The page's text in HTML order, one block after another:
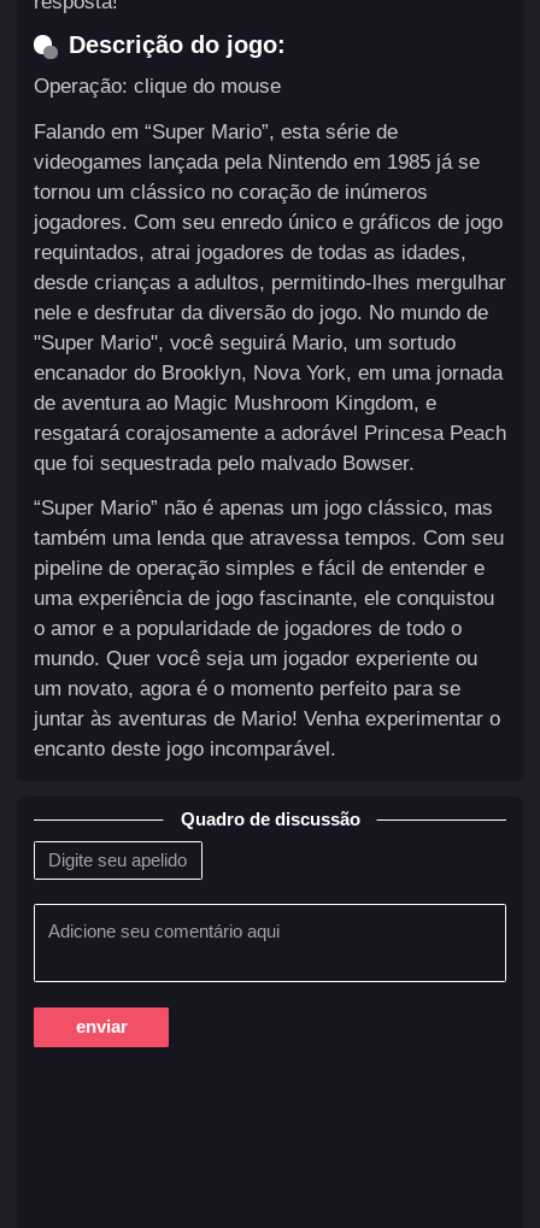
Descrição do jogo:
Operação: clique do mouse
Falando em “Super Mario”, esta série de
videogames lançada pela Nintendo em 1985 já se
tornou um clássico no coração de inúmeros
jogadores. Com seu enredo único e gráficos de jogo
requintados, atrai jogadores de todas as idades,
desde crianças a adultos, permitindo-lhes mergulhar
nele e desfrutar da diversão do jogo. No mundo de
"Super Mario", você seguirá Mario, um sortudo
encanador do Brooklyn, Nova York, em uma jornada
de aventura ao Magic Mushroom Kingdom, e
resgatará corajosamente a adorável Princesa Peach
que foi sequestrada pelo malvado Bowser.
“Super Mario” não é apenas um jogo clássico, mas
também uma lenda que atravessa tempos. Com seu
pipeline de operação simples e fácil de entender e
uma experiência de jogo fascinante, ele conquistou
o amor e a popularidade de jogadores de todo o
mundo. Quer você seja um jogador experiente ou
um novato, agora é o momento perfeito para se
juntar às aventuras de Mario! Venha experimentar o
encanto deste jogo incomparável.
Quadro de discussão
enviar